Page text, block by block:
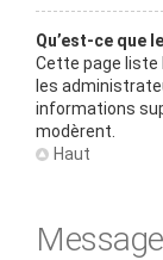
Qu’est-ce que
Cette page liste
les
informations
modèrent.
Haut